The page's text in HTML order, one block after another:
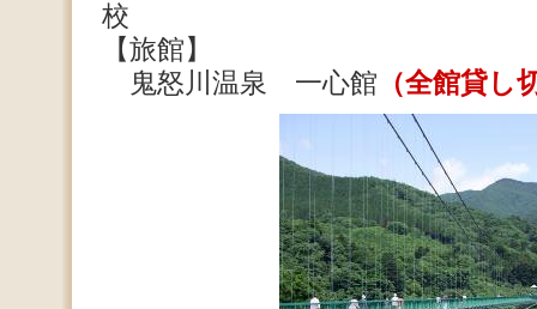
校
【旅館】
鬼怒川温泉 一心館 （全館貸し